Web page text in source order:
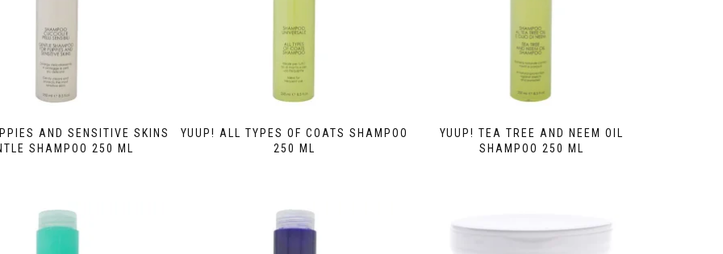
AND SENSITIVE SKINS
SHAMPOO 250 ML
YUUP! ALL TYPES OF COATS SHAMPOO
250 ML
YUUP! TEA TREE AND NEEM OIL
SHAMPOO 250 ML